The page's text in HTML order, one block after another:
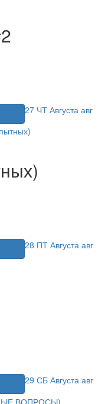
27 ЧТ Августа авг
28 ПТ Августа авг
29 СБ Августа авг